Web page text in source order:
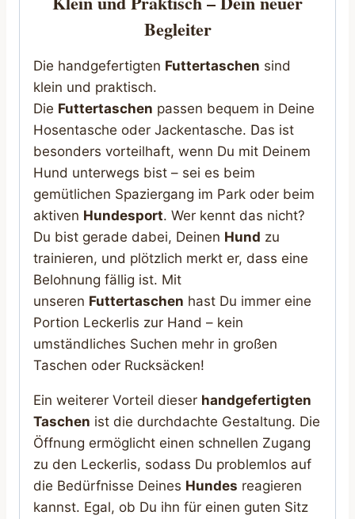
Begleiter
Die handgefertigten Futtertaschen sind
klein und praktisch.
Die Futtertaschen passen bequem in Deine
Hosentasche oder Jackentasche. Das ist
besonders vorteilhaft, wenn Du mit Deinem
Hund unterwegs bist – sei es beim
gemütlichen Spaziergang im Park oder beim
aktiven Hundesport. Wer kennt das nicht?
Du bist gerade dabei, Deinen Hund zu
trainieren, und plötzlich merkt er, dass eine
Belohnung fällig ist. Mit
unseren Futtertaschen hast Du immer eine
Portion Leckerlis zur Hand – kein
umständliches Suchen mehr in großen
Taschen oder Rucksäcken!
Ein weiterer Vorteil dieser handgefertigten
Taschen ist die durchdachte Gestaltung. Die
Öffnung ermöglicht einen schnellen Zugang
zu den Leckerlis, sodass Du problemlos auf
die Bedürfnisse Deines Hundes reagieren
kannst. Egal, ob Du ihn für einen guten Sitz